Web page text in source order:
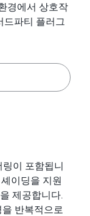
경에서 상호작
드파티 플러그
링이 포함됩니
이딩을 지원
제공합니다.
반복적으로